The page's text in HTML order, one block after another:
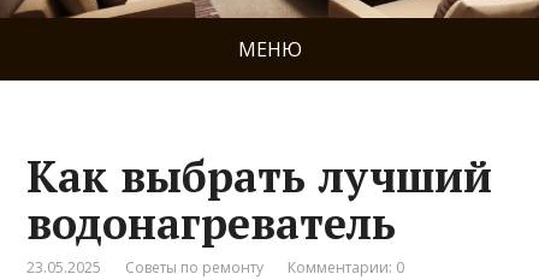
МЕНЮ
Как выбрать лучший
водонагреватель
23.05.2025 Советы по ремонту Комментарии: 0